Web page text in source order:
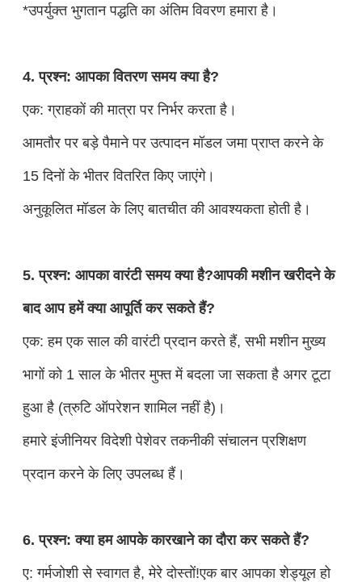
*उपर्युक्त भुगतान पद्धति का अंतिम विवरण हमारा है।
4. प्रश्न: आपका वितरण समय क्या है?
एक: ग्राहकों की मात्रा पर निर्भर करता है।
आमतौर पर बड़े पैमाने पर उत्पादन मॉडल जमा प्राप्त करने के
15 दिनों के भीतर वितरित किए जाएंगे।
अनुकूलित मॉडल के लिए बातचीत की आवश्यकता होती है।
5. प्रश्न: आपका वारंटी समय क्या है?आपकी मशीन खरीदने के
बाद आप हमें क्या आपूर्ति कर सकते हैं?
एक: हम एक साल की वारंटी प्रदान करते हैं, सभी मशीन मुख्य
भागों को 1 साल के भीतर मुफ्त में बदला जा सकता है अगर टूटा
हुआ है (त्रुटि ऑपरेशन शामिल नहीं है)।
हमारे इंजीनियर विदेशी पेशेवर तकनीकी संचालन प्रशिक्षण
प्रदान करने के लिए उपलब्ध हैं।
6. प्रश्न: क्या हम आपके कारखाने का दौरा कर सकते हैं?
ए: गर्मजोशी से स्वागत है, मेरे दोस्तों!एक बार आपका शेड्यूल हो